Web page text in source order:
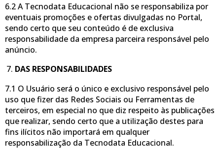
6.2 A Tecnodata Educacional não se responsabiliza por
eventuais promoções e ofertas divulgadas no Portal,
sendo certo que seu conteúdo é de exclusiva
responsabilidade da empresa parceira responsável pelo
anúncio.
DAS RESPONSABILIDADES
7.1 O Usuário será o único e exclusivo responsável pelo
uso que fizer das Redes Sociais ou Ferramentas de
terceiros, em especial no que diz respeito às publicações
que realizar, sendo certo que a utilização destes para
fins ilícitos não importará em qualquer
responsabilização da Tecnodata Educacional.